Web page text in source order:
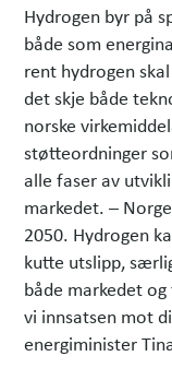
Hydrogen byr på
både som
rent hydrogen
det skje både
norske
støtteordninger
alle faser av
markedet. –
2050. Hydrogen
kutte utslipp,
både markedet
vi innsatsen mot
energiminister